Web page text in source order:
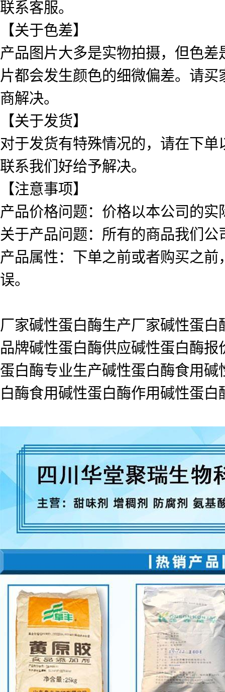
联系客服。
【关于色差】
产品图片大多是实物拍摄，但色
片都会发生颜色的细微偏差。请
商解决。
【关于发货】
对于发货有特殊情况的，请在下
联系我们好给予解决。
【注意事项】
产品价格问题：价格以本公司的
关于产品问题：所有的商品我们
产品属性：下单之前或者购买之
误。
厂家碱性蛋白酶生产厂家碱性蛋
品牌碱性蛋白酶供应碱性蛋白酶
蛋白酶专业生产碱性蛋白酶食用
白酶食用碱性蛋白酶作用碱性蛋